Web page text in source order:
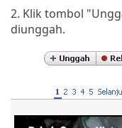
2. Klik tombol
diunggah.